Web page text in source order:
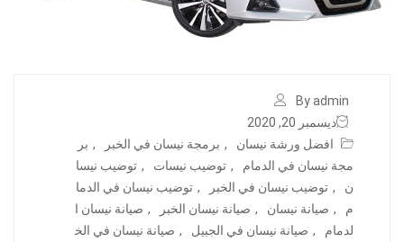
By admin
ديسمبر 20, 2020
افضل ورشة نيسان
, برمجة نيسان في الخبر , بر
مجة نيسان في الدمام
, توضيب نيسات , توضيب نيسا
ن
, توضيب نيسان في الخبر , توضيب نيسان في الدما
م
, صيانة نيسان , صيانة نيسان الخبر , صيانة نيسان ا
لدمام
, صيانة نيسان في الجبيل , صيانة نيسان في الخ